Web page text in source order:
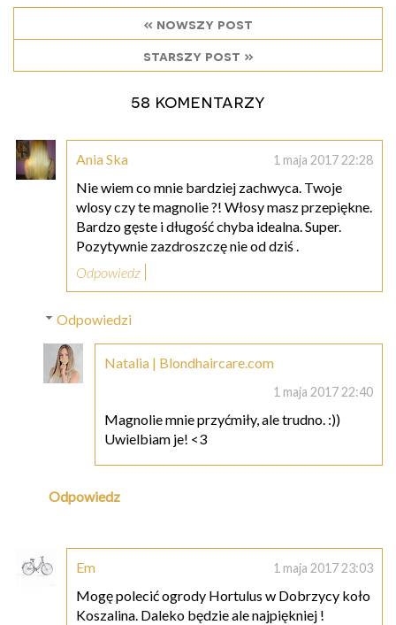
« nowszy post
starszy post »
58 komentarzy
Ania Ska 1 maja 2017 22:28
Nie wiem co mnie bardziej zachwyca. Twoje
wlosy czy te magnolie ?! Włosy masz przepiękne.
Bardzo gęste i długość chyba idealna. Super.
Pozytywnie zazdroszczę nie od dziś .
Odpowiedz
Odpowiedzi
Natalia | Blondhaircare.com
1 maja 2017 22:40
Magnolie mnie przyćmiły, ale trudno. :))
Uwielbiam je! <3
Odpowiedz
Em 1 maja 2017 23:03
Mogę polecić ogrody Hortulus w Dobrzycy koło
Koszalina. Daleko będzie ale najpiękniej !